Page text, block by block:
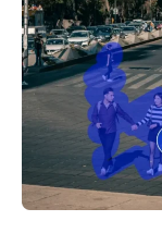
헤어스타일 체
옷 교환기
AI 베이비